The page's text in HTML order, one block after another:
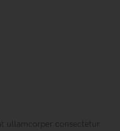
ullamcorper consectetur